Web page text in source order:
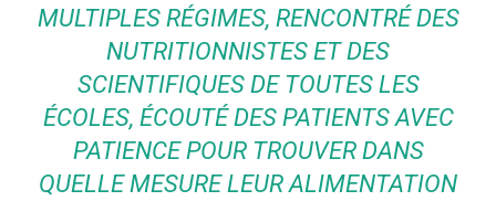
MULTIPLES RÉGIMES, RENCONTRÉ DES
NUTRITIONNISTES ET DES
SCIENTIFIQUES DE TOUTES LES
ÉCOLES, ÉCOUTÉ DES PATIENTS AVEC
PATIENCE POUR TROUVER DANS
QUELLE MESURE LEUR ALIMENTATION